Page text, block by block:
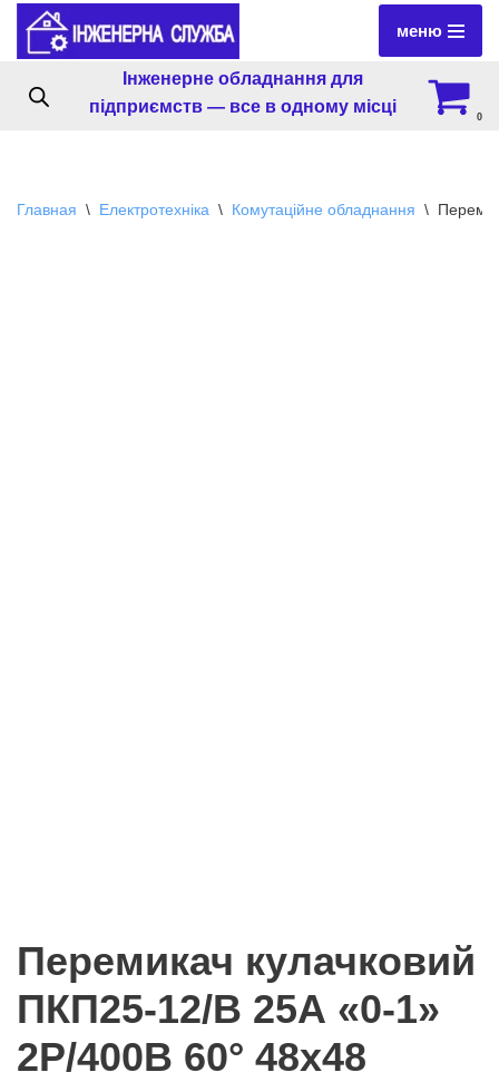
Перейти
содержимому
меню
Інженерне обладнання для
підприємств — все в одному місці
0
Главная \ Електротехніка \ Комутаційне обладнання \
Перемикач кулачковий
ПКП25-12/В 25А «0-1»
2Р/400B 60° 48х48